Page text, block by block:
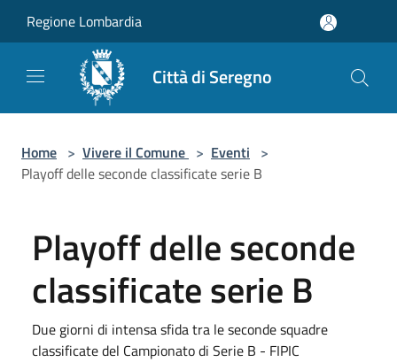
Regione Lombardia
Città di Seregno
Home > Vivere il Comune > Eventi >
Playoff delle seconde classificate serie B
Playoff delle seconde
classificate serie B
Due giorni di intensa sfida tra le seconde squadre
classificate del Campionato di Serie B - FIPIC